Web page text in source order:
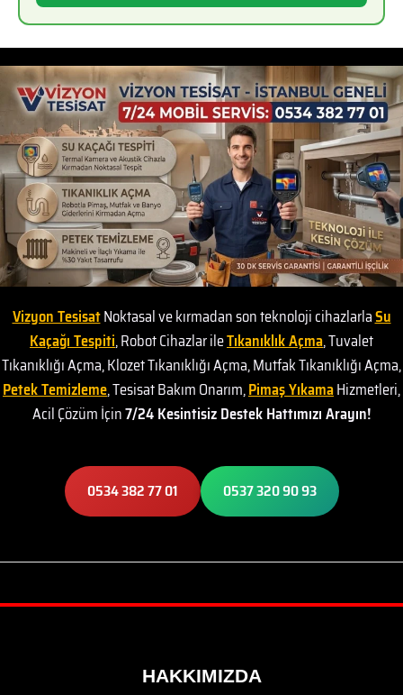
Vizyon TesisatNoktasal ve kırmadan son teknoloji cihazlarlaSu
Kaçağı Tespiti, Robot Cihazlar ileTıkanıklık Açma, Tuvalet
Tıkanıklığı Açma, Klozet Tıkanıklığı Açma, Mutfak Tıkanıklığı Açma,
Petek Temizleme, Tesisat Bakım Onarım,Pimaş YıkamaHizmetleri,
Acil Çözüm İçin7/24 Kesintisiz Destek Hattımızı Arayın!
0534 382 77 01 0537 320 90 93
HAKKIMIZDA